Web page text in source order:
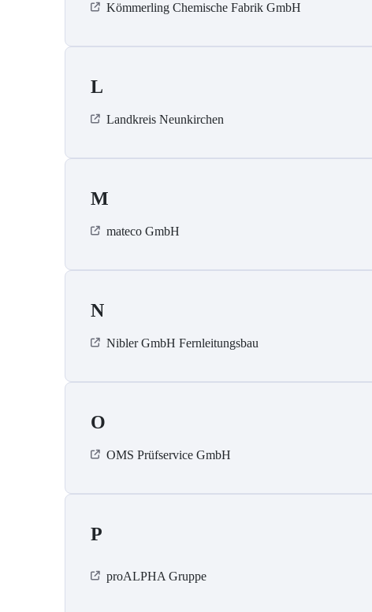
Kömmerling Chemische Fabrik GmbH
L
Landkreis Neunkirchen
M
mateco GmbH
N
Nibler GmbH Fernleitungsbau
O
OMS Prüfservice GmbH
P
proALPHA Gruppe